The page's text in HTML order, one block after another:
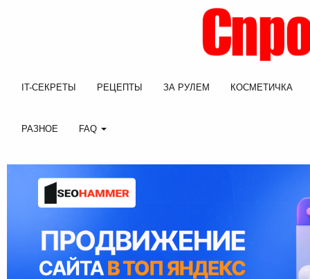
IT-СЕКРЕТЫ РЕЦЕПТЫ ЗА РУЛЕМ КОСМЕТИЧКА
РАЗНОЕ FAQ